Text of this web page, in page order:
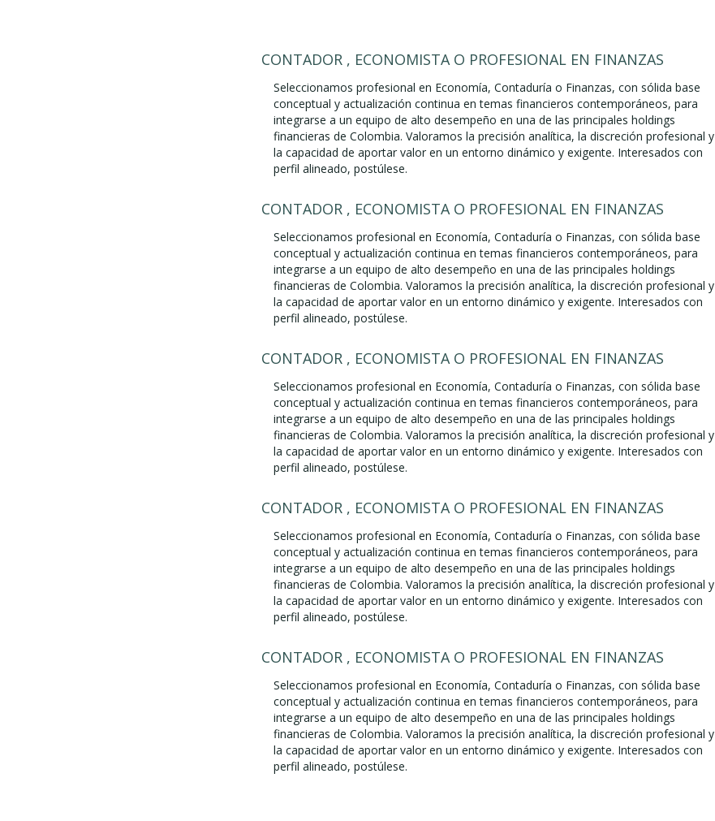
CONTADOR , ECONOMISTA O PROFESIONAL EN FINANZAS
Seleccionamos profesional en Economía, Contaduría o Finanzas, con sólida base
conceptual y actualización continua en temas financieros contemporáneos, para
integrarse a un equipo de alto desempeño en una de las principales holdings
financieras de Colombia. Valoramos la precisión analítica, la discreción profesional y
la capacidad de aportar valor en un entorno dinámico y exigente. Interesados con
perfil alineado, postúlese.
CONTADOR , ECONOMISTA O PROFESIONAL EN FINANZAS
Seleccionamos profesional en Economía, Contaduría o Finanzas, con sólida base
conceptual y actualización continua en temas financieros contemporáneos, para
integrarse a un equipo de alto desempeño en una de las principales holdings
financieras de Colombia. Valoramos la precisión analítica, la discreción profesional y
la capacidad de aportar valor en un entorno dinámico y exigente. Interesados con
perfil alineado, postúlese.
CONTADOR , ECONOMISTA O PROFESIONAL EN FINANZAS
Seleccionamos profesional en Economía, Contaduría o Finanzas, con sólida base
conceptual y actualización continua en temas financieros contemporáneos, para
integrarse a un equipo de alto desempeño en una de las principales holdings
financieras de Colombia. Valoramos la precisión analítica, la discreción profesional y
la capacidad de aportar valor en un entorno dinámico y exigente. Interesados con
perfil alineado, postúlese.
CONTADOR , ECONOMISTA O PROFESIONAL EN FINANZAS
Seleccionamos profesional en Economía, Contaduría o Finanzas, con sólida base
conceptual y actualización continua en temas financieros contemporáneos, para
integrarse a un equipo de alto desempeño en una de las principales holdings
financieras de Colombia. Valoramos la precisión analítica, la discreción profesional y
la capacidad de aportar valor en un entorno dinámico y exigente. Interesados con
perfil alineado, postúlese.
CONTADOR , ECONOMISTA O PROFESIONAL EN FINANZAS
Seleccionamos profesional en Economía, Contaduría o Finanzas, con sólida base
conceptual y actualización continua en temas financieros contemporáneos, para
integrarse a un equipo de alto desempeño en una de las principales holdings
financieras de Colombia. Valoramos la precisión analítica, la discreción profesional y
la capacidad de aportar valor en un entorno dinámico y exigente. Interesados con
perfil alineado, postúlese.